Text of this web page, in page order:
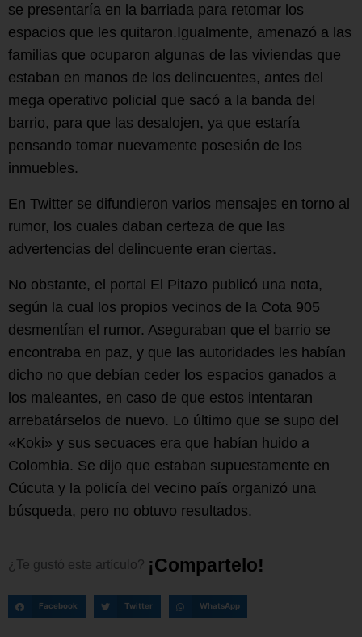
se presentaría en la barriada para retomar los
espacios que les quitaron.Igualmente, amenazó a las
familias que ocuparon algunas de las viviendas que
estaban en manos de los delincuentes, antes del
mega operativo policial que sacó a la banda del
barrio, para que las desalojen, ya que estaría
pensando tomar nuevamente posesión de los
inmuebles.
En Twitter se difundieron varios mensajes en torno al
rumor, los cuales daban certeza de que las
advertencias del delincuente eran ciertas.
No obstante, el portal El Pitazo publicó una nota,
según la cual los propios vecinos de la Cota 905
desmentían el rumor. Aseguraban que el barrio se
encontraba en paz, y que las autoridades les habían
dicho no que debían ceder los espacios ganados a
los maleantes, en caso de que estos intentaran
arrebatárselos de nuevo. Lo último que se supo del
«Koki» y sus secuaces era que habían huido a
Colombia. Se dijo que estaban supuestamente en
Cúcuta y la policía del vecino país organizó una
búsqueda, pero no obtuvo resultados.
¿Te gustó este artículo? ¡Compartelo!
Facebook Twitter WhatsApp